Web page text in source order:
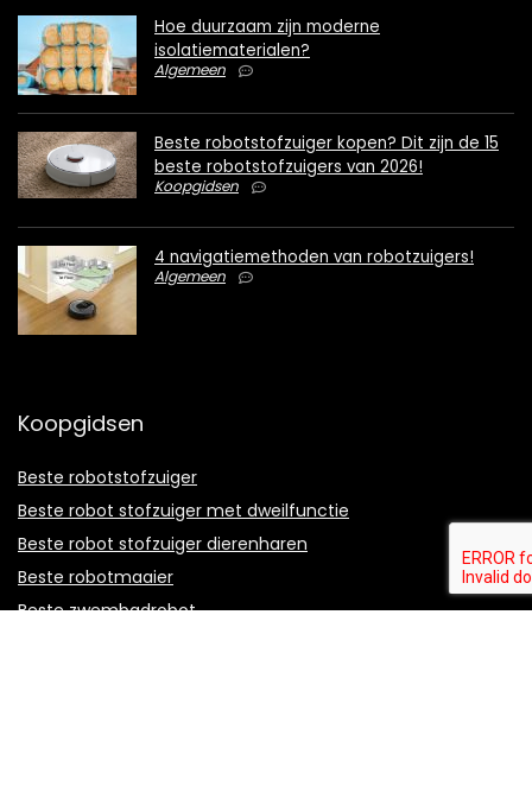
Hoe duurzaam zijn moderne
isolatiematerialen?
Algemeen
Beste robotstofzuiger kopen? Dit zijn de 15
beste robotstofzuigers van 2026!
Koopgidsen
4 navigatiemethoden van robotzuigers!
Algemeen
Koopgidsen
Beste robotstofzuiger
Beste robot stofzuiger met dweilfunctie
Beste robot stofzuiger dierenharen
Beste robotmaaier
Beste zwembadrobot